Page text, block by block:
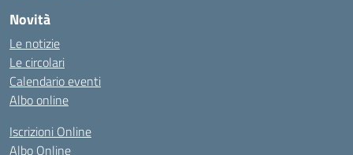
Novità
Le notizie
Le circolari
Calendario eventi
Albo online
Iscrizioni Online
Albo Online